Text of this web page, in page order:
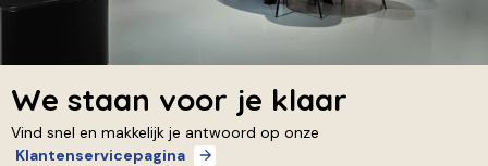
We staan voor je klaar
Vind snel en makkelijk je antwoord op onze
Klantenservicepagina